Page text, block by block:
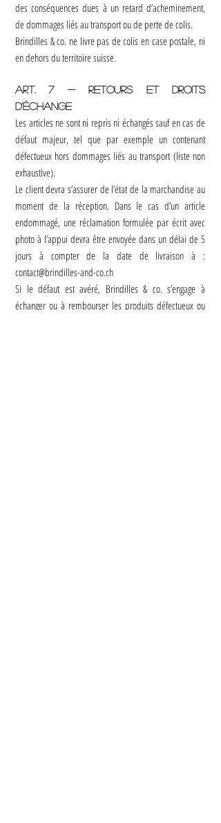
des conséquences dues à un retard d’acheminement,
de dommages liés au transport ou de perte de colis.
Brindilles & co. ne livre pas de colis en case postale, ni
en dehors du territoire suisse.
Art. 7 - Retours et droits
d’échange
Les articles ne sont ni repris ni échangés sauf en cas de
défaut majeur, tel que par exemple un contenant
défectueux hors dommages liés au transport (liste non
exhaustive).
Le client devra s’assurer de l’état de la marchandise au
moment de la réception. Dans le cas d’un article
endommagé, une réclamation formulée par écrit avec
photo à l’appui devra être envoyée dans un délai de 5
jours à compter de la date de livraison à :
contact@brindilles-and-co.ch
Si le défaut est avéré, Brindilles & co. s’engage à
échanger ou à rembourser les produits défectueux ou